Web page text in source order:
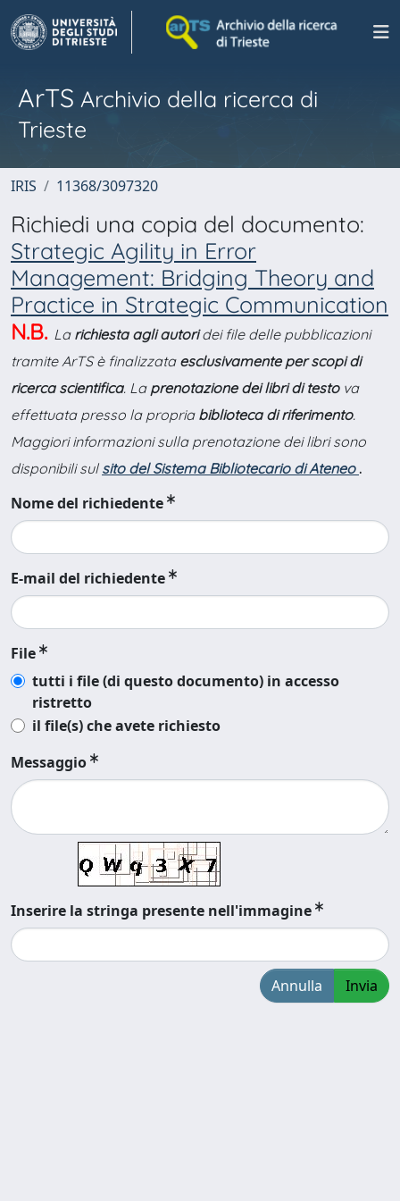
ArTS Archivio della ricerca di
Trieste
IRIS 11368/3097320
Richiedi una copia del documento:
Strategic Agility in Error
Management: Bridging Theory and
Practice in Strategic Communication
N.B. La richiesta agli autoridei file delle pubblicazioni
tramite ArTS è finalizzata esclusivamente per scopi di
ricerca scientifica. La prenotazione dei libri di testova
effettuata presso la propria biblioteca di riferimento.
Maggiori informazioni sulla prenotazione dei libri sono
disponibili sul sito del Sistema Bibliotecario di Ateneo .
Nome del richiedente
E-mail del richiedente
File
tutti i file (di questo documento) in accesso
ristretto
il file(s) che avete richiesto
Messaggio
Inserire la stringa presente nell'immagine
Annulla Invia